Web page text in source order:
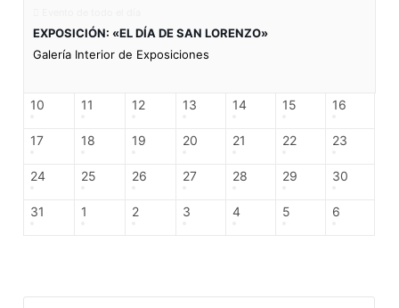
EXPOSICIÓN: «EL DÍA DE SAN LORENZO»
Galería Interior de Exposiciones
10 11 12 13 14 15 16
17 18 19 20 21 22 23
24 25 26 27 28 29 30
31 1 2 3 4 5 6